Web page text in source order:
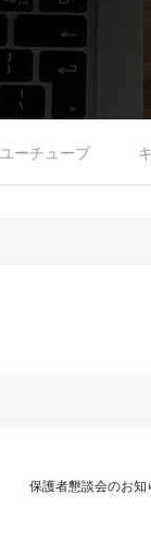
ユーチューブ
保護者懇談会のお知